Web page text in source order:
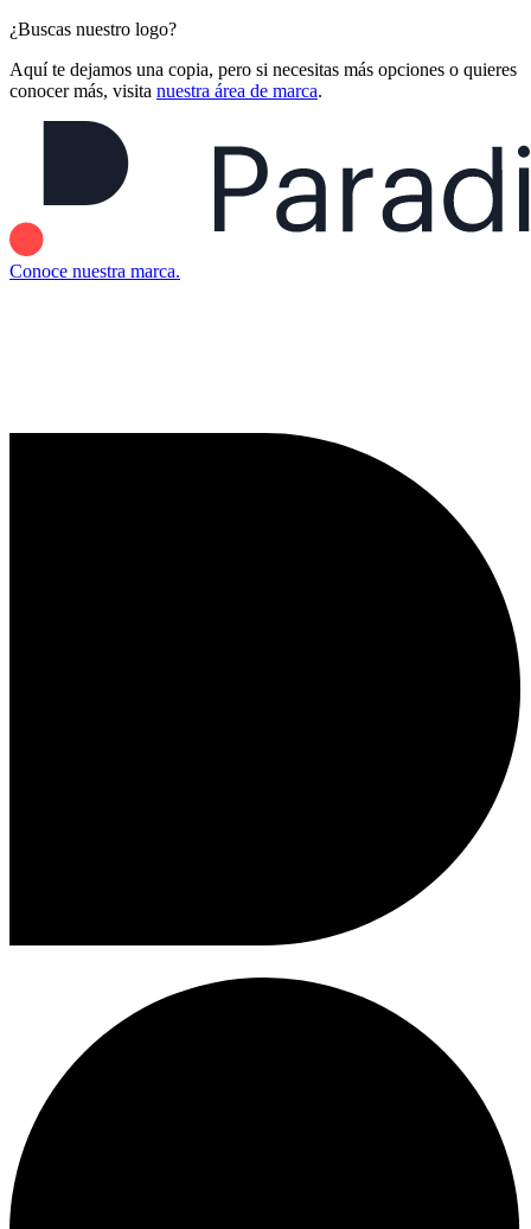
¿Buscas nuestro logo?
Aquí te dejamos una copia, pero si necesitas más opciones o quieres
conocer más, visita nuestra área de marca.
Conoce nuestra marca.